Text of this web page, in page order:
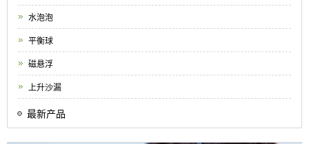
水泡泡
平衡球
磁悬浮
上升沙漏
最新产品